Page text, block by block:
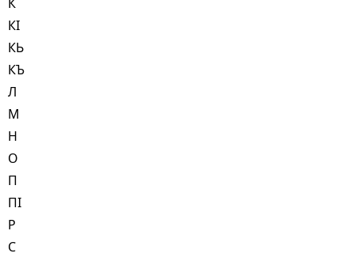
КI
КЬ
КЪ
Л
М
Н
О
П
ПI
Р
С